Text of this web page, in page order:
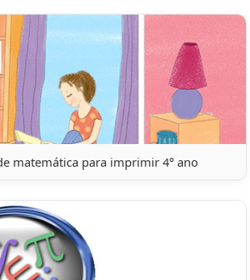
matemática para imprimir 4° ano